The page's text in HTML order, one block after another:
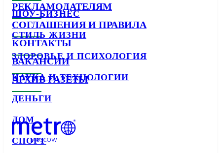
ШОУ-БИЗНЕС
СТИЛЬ ЖИЗНИ
ЗДОРОВЬЕ И ПСИХОЛОГИЯ
НАУКА И ТЕХНОЛОГИИ
ДЕНЬГИ
ДОМ
СПОРТ
РЕКЛАМОДАТЕЛЯМ
СОГЛАШЕНИЯ И ПРАВИЛА
КОНТАКТЫ
ВАКАНСИИ
АРХИВ ГАЗЕТЫ